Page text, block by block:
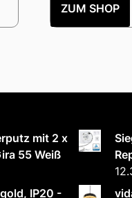
ZUM SHOP
mit 2 x
55 Weiß
IP20 -